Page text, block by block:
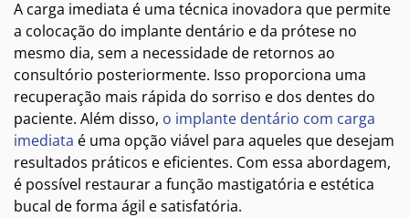
A carga imediata é uma técnica inovadora que permite
a colocação do implante dentário e da prótese no
mesmo dia, sem a necessidade de retornos ao
consultório posteriormente. Isso proporciona uma
recuperação mais rápida do sorriso e dos dentes do
paciente. Além disso, o implante dentário com carga
imediata é uma opção viável para aqueles que desejam
resultados práticos e eficientes. Com essa abordagem,
é possível restaurar a função mastigatória e estética
bucal de forma ágil e satisfatória.